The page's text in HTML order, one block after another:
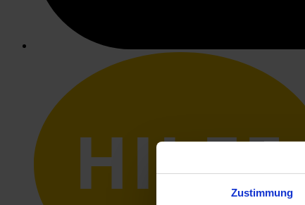
Zustimmung
HILFE